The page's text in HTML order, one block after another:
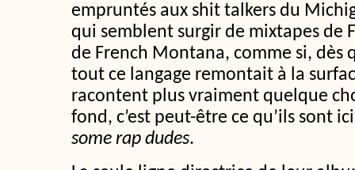
empruntés aux shit talkers du
qui semblent surgir de mixtapes de
de French Montana, comme si, dès
tout ce langage remontait à la
racontent plus vraiment quelque
fond, c’est peut-être ce qu’ils sont
some rap dudes.